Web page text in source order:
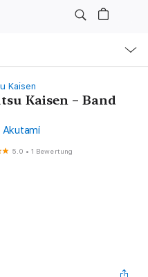
Kaisen
Kaisen – Band
Akutami
5.0 •1 Bewertung